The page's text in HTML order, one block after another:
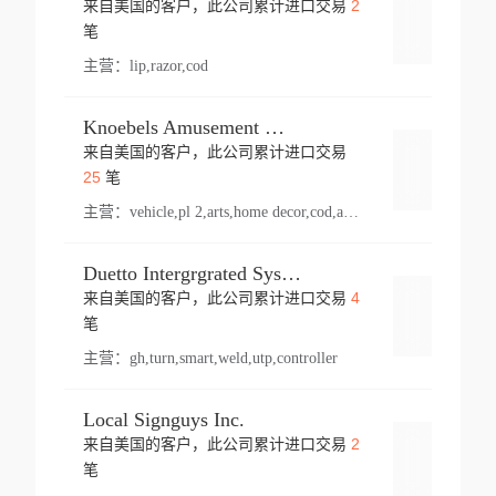
来自美国的客户，此公司累计进口交易 2
笔
主营： lip,razor,cod
Knoebels Amusement Resort
来自美国的客户，此公司累计进口交易
25笔
主营： vehicle,pl 2,arts,home decor,cod,amusement ride,sea
Duetto Intergrgrated Systems Inc.
来自美国的客户，此公司累计进口交易 4
笔
主营： gh,turn,smart,weld,utp,controller
Local Signguys Inc.
来自美国的客户，此公司累计进口交易 2
笔